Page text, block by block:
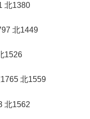
北1380
北1449
1526
北1559
北1562